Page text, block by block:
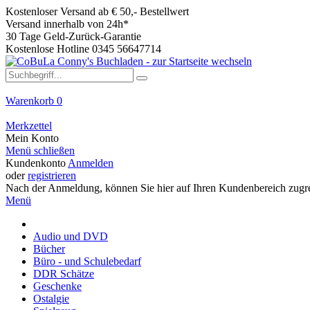
Kostenloser Versand ab € 50,- Bestellwert
Versand innerhalb von 24h*
30 Tage Geld-Zurück-Garantie
Kostenlose Hotline 0345 56647714
Warenkorb 0
Merkzettel
Mein Konto
Menü schließen
Kundenkonto Anmelden
oderregistrieren
Nach der Anmeldung, können Sie hier auf Ihren Kundenbereich
Menü
Audio und DVD
Bücher
Büro - und Schulebedarf
DDR Schätze
Geschenke
Ostalgie